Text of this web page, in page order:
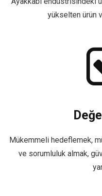
yükselten ürün
Mükemmeli hedeflemek,
ve sorumluluk almak,